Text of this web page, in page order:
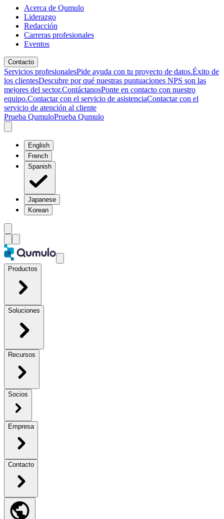
Acerca de Qumulo
Liderazgo
Redacción
Carreras profesionales
Eventos
Contacto
Servicios profesionalesPide ayuda con tu proyecto de datos.Éxito de
los clientesDescubre por qué nuestras puntuaciones NPS son las
mejores del sector.ContáctanosPonte en contacto con nuestro
equipo.Contactar con el servicio de asistenciaContactar con el
servicio de atención al cliente
Prueba QumuloPrueba Qumulo
English
French
Spanish
Japanese
Korean
Productos
Soluciones
Recursos
Socios
Empresa
Contacto